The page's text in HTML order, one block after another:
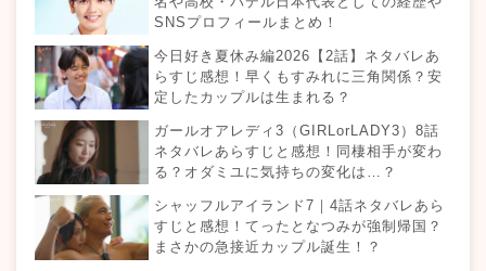
SNSプロフィールまとめ！
今日好き夏休み編2026【2話】ネタバレあ
らすじ感想！早くもすみれに三角関係？安
定したカップルは生まれる？
ガールオアレディ3（GIRLorLADY3）8話
ネタバレあらすじと感想！同棲相手が変わ
る？オダミユに気持ちの変化は…？
シャッフルアイランド7｜4話ネタバレあら
すじと感想！てったとなつみが強制帰国？
まさかの急接近カップル誕生！？